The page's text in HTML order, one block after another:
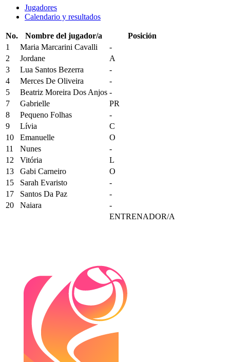
Jugadores
Calendario y resultados
No. Nombre del jugador/a
Posición
1
Maria Marcarini Cavalli
-
2
Jordane
A
3
Lua Santos Bezerra
-
4
Merces De Oliveira
-
5
Beatriz Moreira Dos Anjos -
7
Gabrielle
PR
8
Pequeno Folhas
-
9
Lívia
C
10
Emanuelle
O
11
Nunes
-
12
Vitória
L
13
Gabi Carneiro
O
15
Sarah Evaristo
-
17
Santos Da Paz
-
20
Naiara
-
ENTRENADOR/A